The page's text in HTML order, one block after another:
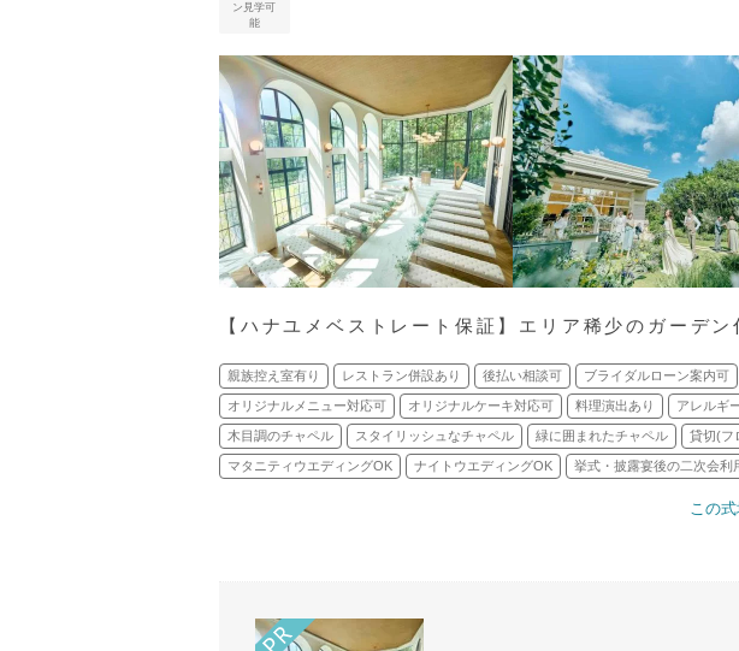
ン見学可
能
【ハナユメベストレート保証】エリア稀少のガーデン
親族控え室有り レストラン併設あり 後払い相談可 ブライダルローン案内可
オリジナルメニュー対応可 オリジナルケーキ対応可 料理演出あり アレルギ
木目調のチャペル スタイリッシュなチャペル 緑に囲まれたチャペル 貸切(フ
マタニティウエディングOK ナイトウエディングOK 挙式・披露宴後の二次会利
この